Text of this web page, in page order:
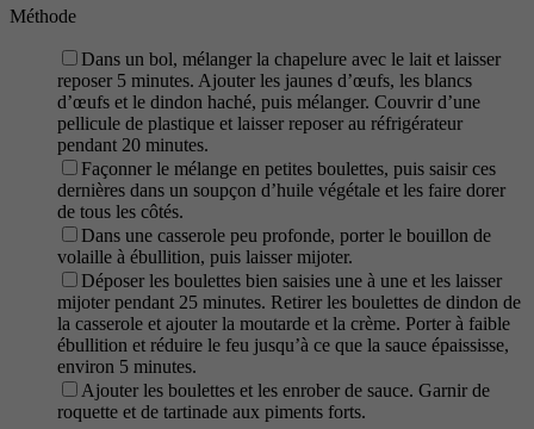
Méthode
Dans un bol, mélanger la chapelure avec le lait et laisser
reposer 5 minutes. Ajouter les jaunes d’œufs, les blancs
d’œufs et le dindon haché, puis mélanger. Couvrir d’une
pellicule de plastique et laisser reposer au réfrigérateur
pendant 20 minutes.
Façonner le mélange en petites boulettes, puis saisir ces
dernières dans un soupçon d’huile végétale et les faire dorer
de tous les côtés.
Dans une casserole peu profonde, porter le bouillon de
volaille à ébullition, puis laisser mijoter.
Déposer les boulettes bien saisies une à une et les laisser
mijoter pendant 25 minutes. Retirer les boulettes de dindon de
la casserole et ajouter la moutarde et la crème. Porter à faible
ébullition et réduire le feu jusqu’à ce que la sauce épaississe,
environ 5 minutes.
Ajouter les boulettes et les enrober de sauce. Garnir de
roquette et de tartinade aux piments forts.